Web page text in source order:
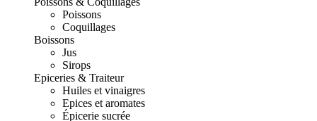
Poissons
Coquillages
Boissons
Jus
Sirops
Epiceries & Traiteur
Huiles et vinaigres
Epices et aromates
Épicerie sucrée